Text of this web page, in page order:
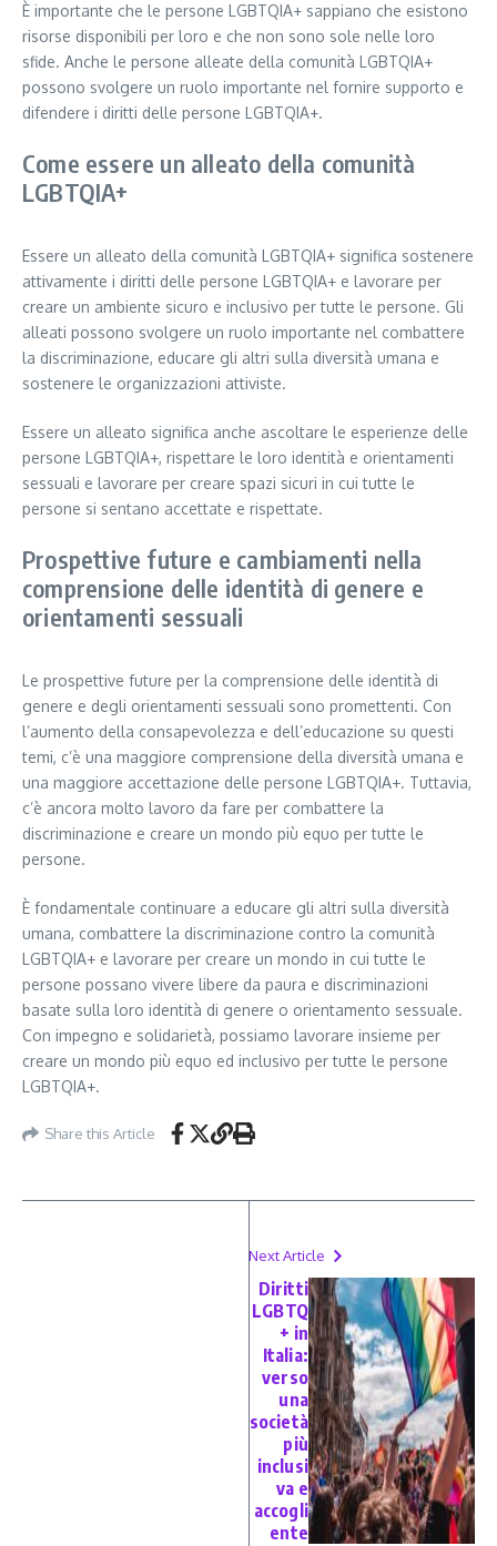
È importante che le persone LGBTQIA+ sappiano che esistono
risorse disponibili per loro e che non sono sole nelle loro
sfide. Anche le persone alleate della comunità LGBTQIA+
possono svolgere un ruolo importante nel fornire supporto e
difendere i diritti delle persone LGBTQIA+.
Come essere un alleato della comunità
LGBTQIA+
Essere un alleato della comunità LGBTQIA+ significa sostenere
attivamente i diritti delle persone LGBTQIA+ e lavorare per
creare un ambiente sicuro e inclusivo per tutte le persone. Gli
alleati possono svolgere un ruolo importante nel combattere
la discriminazione, educare gli altri sulla diversità umana e
sostenere le organizzazioni attiviste.
Essere un alleato significa anche ascoltare le esperienze delle
persone LGBTQIA+, rispettare le loro identità e orientamenti
sessuali e lavorare per creare spazi sicuri in cui tutte le
persone si sentano accettate e rispettate.
Prospettive future e cambiamenti nella
comprensione delle identità di genere e
orientamenti sessuali
Le prospettive future per la comprensione delle identità di
genere e degli orientamenti sessuali sono promettenti. Con
l’aumento della consapevolezza e dell’educazione su questi
temi, c’è una maggiore comprensione della diversità umana e
una maggiore accettazione delle persone LGBTQIA+. Tuttavia,
c’è ancora molto lavoro da fare per combattere la
discriminazione e creare un mondo più equo per tutte le
persone.
È fondamentale continuare a educare gli altri sulla diversità
umana, combattere la discriminazione contro la comunità
LGBTQIA+ e lavorare per creare un mondo in cui tutte le
persone possano vivere libere da paura e discriminazioni
basate sulla loro identità di genere o orientamento sessuale.
Con impegno e solidarietà, possiamo lavorare insieme per
creare un mondo più equo ed inclusivo per tutte le persone
LGBTQIA+.
Share this Article
Next Article
Diritti
LGBTQ
+ in
Italia:
verso
una
società
più
inclusi
va e
accogli
ente